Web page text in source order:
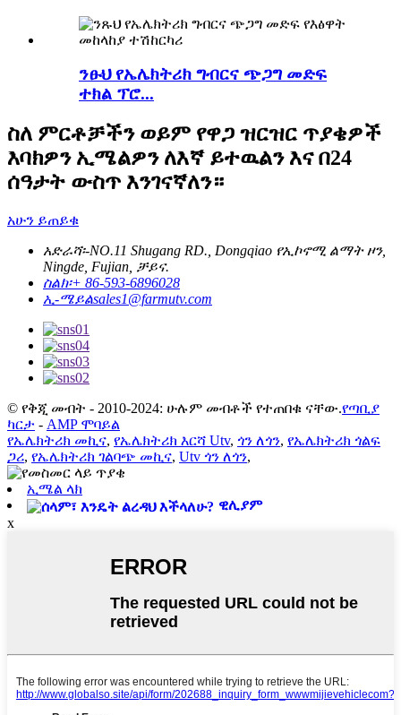
ንፁህ የኤሌክትሪክ ግብርና ጭጋግ መድፍ
ተክል ፕሮ...
ስለ ምርቶቻችን ወይም የዋጋ ዝርዝር ጥያቄዎች
እባክዎን ኢሜልዎን ለእኛ ይተዉልን እና በ24
ሰዓታት ውስጥ እንገናኛለን።
አሁን ይጠይቁ
አድራሻ፡-NO.11 Shugang RD., Dongqiao የኢኮኖሚ ልማት ዞን,
Ningde, Fujian, ቻይና.
ስልክ፡+ 86-593-6896028
ኢ-ሜይልsales1@farmutv.com
© የቅጂ መብት - 2010-2024: ሁሉም መብቶች የተጠበቁ ናቸው.የጣቢያ
ካርታ - AMP ሞባይል
የኤሌክትሪክ መኪና, የኤሌክትሪክ እርሻ Utv, ጎን ለጎን, የኤሌክትሪክ ጎልፍ
ጋሪ, የኤሌክትሪክ ገልባጭ መኪና, Utv ጎን ለጎን,
ኢሜል ላክ
ዊሊያም
x